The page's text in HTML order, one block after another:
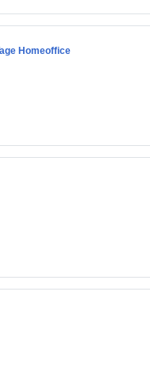
Homeoffice